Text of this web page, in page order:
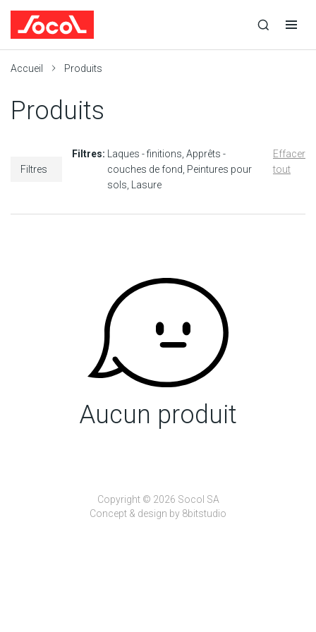
recherche
recherche
navigation
Accueil Produits
Produits
Filtres
Filtres: Laques - finitions Apprêts -
couches de fond Peintures pour
sols
Lasure
Effacer
tout
Aucun produit
Copyright © 2026 Socol SA
Concept & design by 8bitstudio